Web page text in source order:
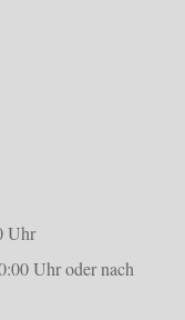
Uhr
Uhr oder nach